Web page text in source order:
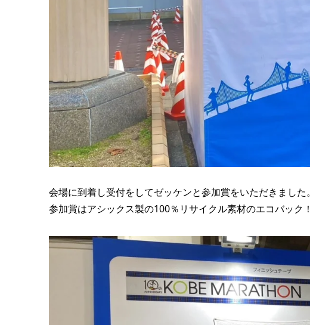
会場に到着し受付をしてゼッケンと参加賞をいただきました。
参加賞はアシックス製の100％リサイクル素材のエコバック！